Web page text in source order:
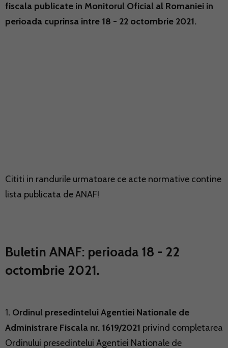
fiscala publicate in Monitorul Oficial al Romaniei in
perioada cuprinsa intre 18 - 22 octombrie 2021.
Cititi in randurile urmatoare ce acte normative contine
lista publicata de ANAF!
Buletin ANAF: perioada 18 - 22
octombrie 2021.
1. Ordinul presedintelui Agentiei Nationale de
Administrare Fiscala nr. 1619/2021 privind completarea
Ordinului presedintelui Agentiei Nationale de